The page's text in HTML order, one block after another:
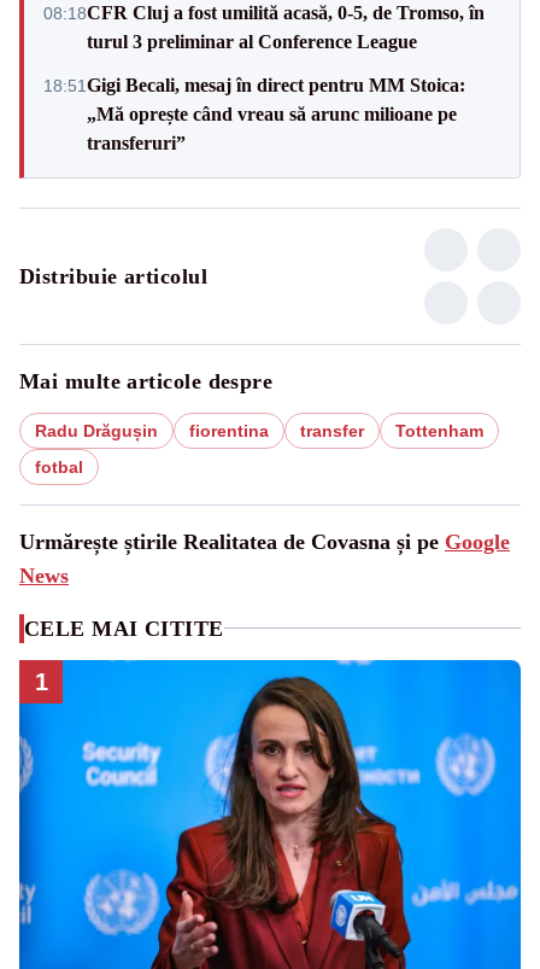
08:18CFR Cluj a fost umilită acasă, 0-5, de Tromso, în
turul 3 preliminar al Conference League
18:51Gigi Becali, mesaj în direct pentru MM Stoica:
„Mă oprește când vreau să arunc milioane pe
transferuri”
Distribuie articolul
Mai multe articole despre
Radu Drăgușin fiorentina transfer
Tottenham
fotbal
Urmărește știrile Realitatea de Covasna și pe Google
News
CELE MAI CITITE
1